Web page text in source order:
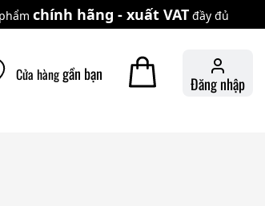
chính hãng - xuất VAT đầy đủ
Cửa hànggần bạn Đăng nhập